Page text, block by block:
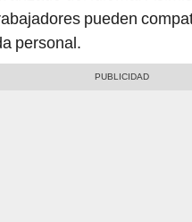
pueden
personal.